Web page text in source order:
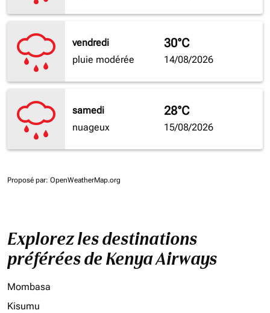
vendredi
pluie modérée
30°C
14/08/2026
samedi
nuageux
28°C
15/08/2026
Proposé par: OpenWeatherMap.org
Explorez les destinations
préférées de Kenya Airways
Mombasa
Kisumu